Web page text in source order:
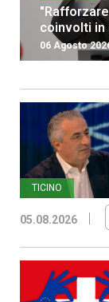
coinvolti
06 Agosto
TICINO
05.08.2026